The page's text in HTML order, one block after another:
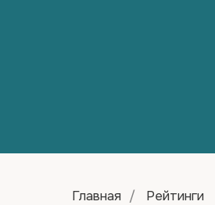
Главная / Рейтинги